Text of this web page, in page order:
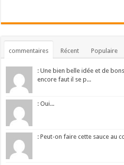
commentaires Récent Populaire
: Une bien belle idée et de
encore faut il se p...
: Oui...
: Peut-on faire cette sauce au